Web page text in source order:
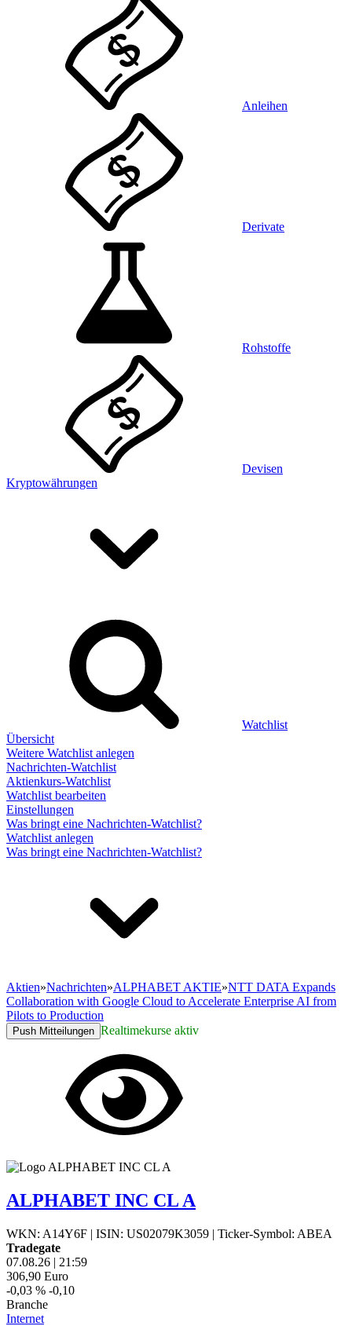
Anleihen
Derivate
Rohstoffe
Devisen
Kryptowährungen
Watchlist
Übersicht
Weitere Watchlist anlegen
Nachrichten-Watchlist
Aktienkurs-Watchlist
Watchlist bearbeiten
Einstellungen
Was bringt eine Nachrichten-Watchlist?
Watchlist anlegen
Was bringt eine Nachrichten-Watchlist?
Aktien»Nachrichten»ALPHABET AKTIE»NTT DATA Expands
Collaboration with Google Cloud to Accelerate Enterprise AI from
Pilots to Production
Push Mitteilungen Realtimekurse aktiv
ALPHABET INC CL A
WKN: A14Y6F | ISIN: US02079K3059 | Ticker-Symbol: ABEA
Tradegate
07.08.26 | 21:59
306,90 Euro
-0,03 % -0,10
Branche
Internet